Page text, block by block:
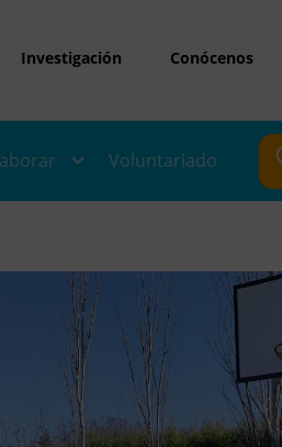
Investigación Conócenos
Voluntariado